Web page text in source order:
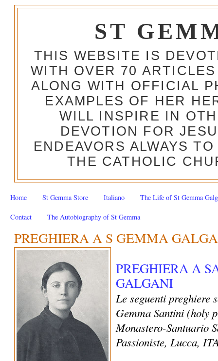
ST
THIS WEBSITE IS
WITH OVER 70
ALONG WITH OFFICIAL
EXAMPLES OF HER
WILL INSPIRE IN
DEVOTION FOR
ENDEAVORS ALWAYS
THE CATHOLIC
Home St Gemma Store Italiano The Life of St Gemma
Contact The Autobiography of St Gemma
PREGHIERA A S GEMMA
PREGHIERA A
GALGANI
Le seguenti preghiere
Gemma Santini (holy
Monastero-Santuario
Passioniste, Lucca,